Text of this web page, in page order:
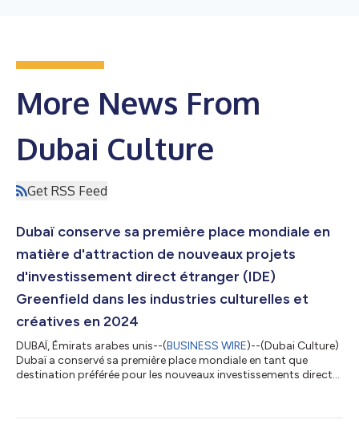
More News From
Dubai Culture
Get RSS Feed
Dubaï conserve sa première place mondiale en
matière d'attraction de nouveaux projets
d'investissement direct étranger (IDE)
Greenfield dans les industries culturelles et
créatives en 2024
DUBAÏ, Émirats arabes unis--(BUSINESS WIRE)--(Dubai Culture)
Dubaï a conservé sa première place mondiale en tant que
destination préférée pour les nouveaux investissements directs
pour la troisième année consécutive. Le rapport 2024, qui a